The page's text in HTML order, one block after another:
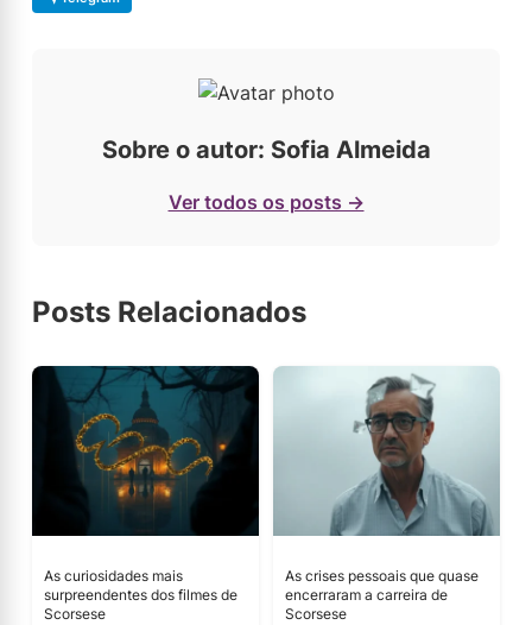
Sobre o autor: Sofia Almeida
Ver todos os posts →
Posts Relacionados
As curiosidades mais
surpreendentes dos filmes de
Scorsese
As crises pessoais que quase
encerraram a carreira de
Scorsese